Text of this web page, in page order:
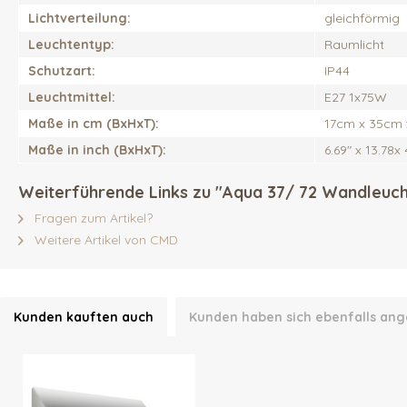
Lichtverteilung:
gleichförmig
Leuchtentyp:
Raumlicht
Schutzart:
IP44
Leuchtmittel:
E27 1x75W
Maße in cm (BxHxT):
17cm x 35cm
Maße in inch (BxHxT):
6.69" x 13.78x
Weiterführende Links zu "Aqua 37/ 72
Fragen zum Artikel?
Weitere Artikel von CMD
Kunden kauften auch Kunden haben sich ebenfalls